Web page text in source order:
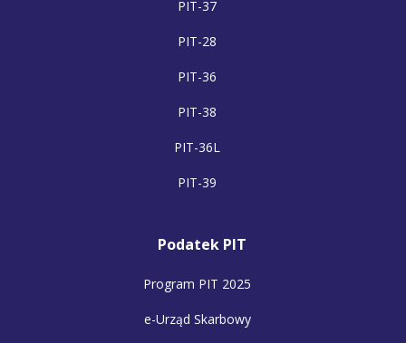
PIT-37
PIT-28
PIT-36
PIT-38
PIT-36L
PIT-39
Podatek PIT
Program PIT 2025
e-Urząd Skarbowy